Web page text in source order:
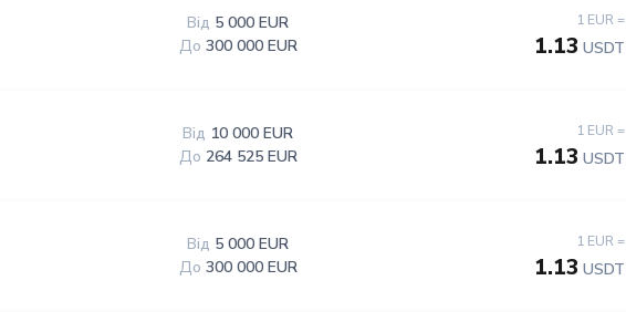
1 EUR =
1.13 USDT
Від 5 000 EUR
До 300 000 EUR
1 EUR =
1.13 USDT
Від 10 000 EUR
До 264 525 EUR
1 EUR =
1.13 USDT
Від 5 000 EUR
До 300 000 EUR